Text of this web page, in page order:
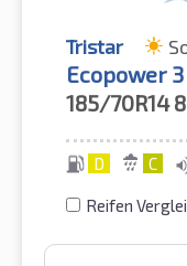
Tristar
Ecopower 3
185/70R14
D C
Reifen